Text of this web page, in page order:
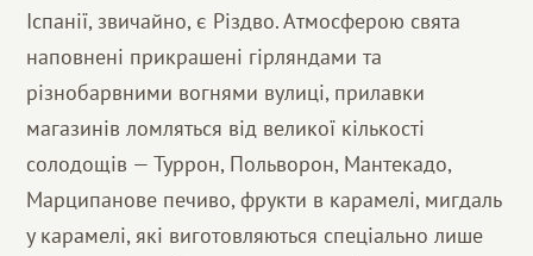
Партнерам
Благотворительность
Іспанії, звичайно, є Різдво. Атмосферою свята
наповнені прикрашені гірляндами та
різнобарвними вогнями вулиці, прилавки
магазинів ломляться від великої кількості
солодощів — Туррон, Польворон, Мантекадо,
Марципанове печиво, фрукти в карамелі, мигдаль
у карамелі, які виготовляються спеціально лише